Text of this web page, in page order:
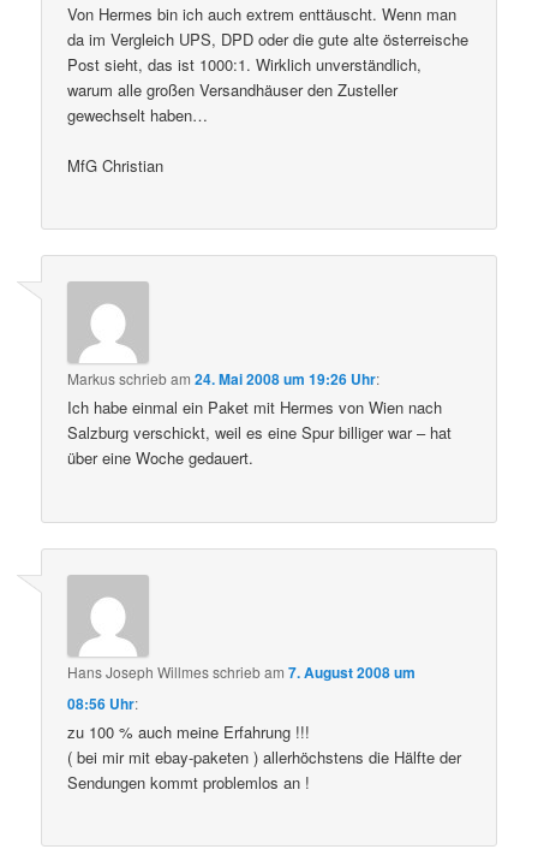
Von Hermes bin ich auch extrem enttäuscht. Wenn man
da im Vergleich UPS, DPD oder die gute alte österreische
Post sieht, das ist 1000:1. Wirklich unverständlich,
warum alle großen Versandhäuser den Zusteller
gewechselt haben…
MfG Christian
Markusschriebam24. Mai 2008 um 19:26 Uhr:
Ich habe einmal ein Paket mit Hermes von Wien nach
Salzburg verschickt, weil es eine Spur billiger war – hat
über eine Woche gedauert.
Hans Joseph Willmesschriebam7. August 2008 um
08:56 Uhr:
zu 100 % auch meine Erfahrung !!!
( bei mir mit ebay-paketen ) allerhöchstens die Hälfte der
Sendungen kommt problemlos an !